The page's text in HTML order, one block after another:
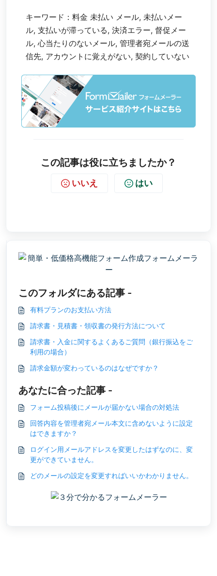
キーワード：料金 未払い メール, 未払いメー
ル, 支払いが滞っている, 決済エラー, 督促メー
ル, 心当たりのないメール, 管理者宛メールの送
信先, アカウントに覚えがない, 契約していない
この記事は役に立ちましたか？
いいえ はい
このフォルダにある記事 -
有料プランのお支払い方法
請求書・見積書・領収書の発行方法について
請求書・入金に関するよくあるご質問（銀行振込をご
利用の場合）
請求金額が変わっているのはなぜですか？
あなたに合った記事 -
フォーム投稿後にメールが届かない場合の対処法
回答内容を管理者宛メール本文に含めないように設定
はできますか？
ログイン用メールアドレスを変更したはずなのに、変
更ができていません。
どのメールの設定を変更すればいいかわかりません。